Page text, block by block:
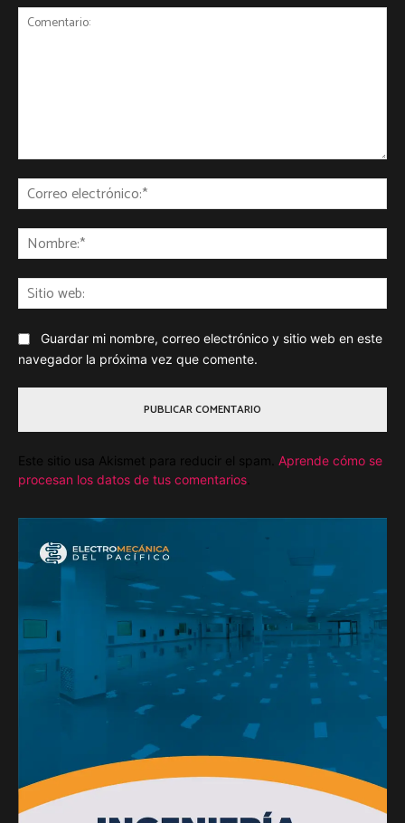
Guardar mi nombre, correo electrónico y sitio web en este
navegador la próxima vez que comente.
Este sitio usa Akismet para reducir el spam. Aprende cómo se
procesan los datos de tus comentarios